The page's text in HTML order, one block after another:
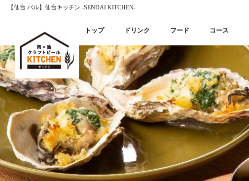
【仙台 バル】仙台キッチン ‐SENDAI KITCHEN‐
トップ ドリンク フード コース